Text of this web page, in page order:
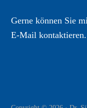
Gerne können Sie
E-Mail kontaktieren.